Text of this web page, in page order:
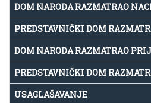
DOM NARODA RAZMATRAO
PREDSTAVNIČKI DOM
DOM NARODA RAZMATRAO
PREDSTAVNIČKI DOM
USAGLAŠAVANJE